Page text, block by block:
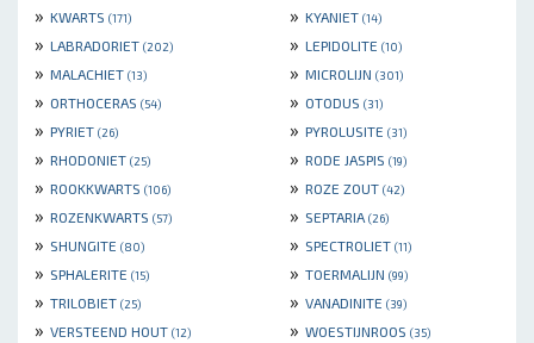
» KWARTS (171) » KYANIET (14)
» LABRADORIET (202) » LEPIDOLITE (10)
» MALACHIET (13) » MICROLIJN (301)
» ORTHOCERAS (54) » OTODUS (31)
» PYRIET (26) » PYROLUSITE (31)
» RHODONIET (25) » RODE JASPIS (19)
» ROOKKWARTS (106) » ROZE ZOUT (42)
» ROZENKWARTS (57) » SEPTARIA (26)
» SHUNGITE (80) » SPECTROLIET (11)
» SPHALERITE (15) » TOERMALIJN (99)
» TRILOBIET (25) » VANADINITE (39)
» VERSTEEND HOUT (12) » WOESTIJNROOS (35)